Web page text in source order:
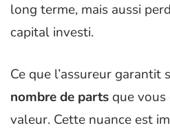
long terme, mais aussi
capital investi.
Ce que l’assureur garantit
nombre de parts que
valeur. Cette nuance est